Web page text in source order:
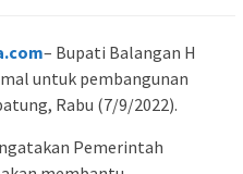
– Bupati Balangan H
untuk pembangunan
Rabu (7/9/2022).
Pemerintah